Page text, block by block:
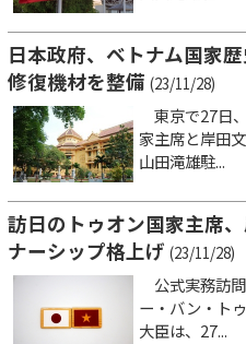
日本政府、ベトナム国家
修復機材を整備 (23/11/28)
東京で27日
家主席と岸田
山田滝雄駐...
訪日のトゥオン国家主席
ナーシップ格上げ (23/11/28)
公式実務訪
ー・バン・ト
大臣は、27...